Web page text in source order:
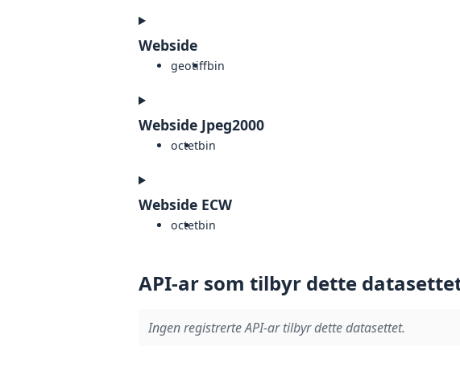
Webside
geotiffbin
Webside Jpeg2000
octetbin
Webside ECW
octetbin
API-ar som tilbyr dette
Ingen registrerte API-ar tilbyr dette datasettet.